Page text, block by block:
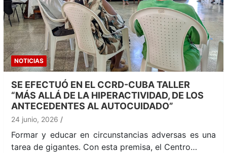
NOTICIAS
SE EFECTUÓ EN EL CCRD-CUBA TALLER
“MÁS ALLÁ DE LA HIPERACTIVIDAD, DE LOS
ANTECEDENTES AL AUTOCUIDADO”
24 junio, 2026
Formar y educar en circunstancias adversas es una
tarea de gigantes. Con esta premisa, el Centro…